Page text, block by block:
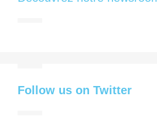
Follow us on Twitter